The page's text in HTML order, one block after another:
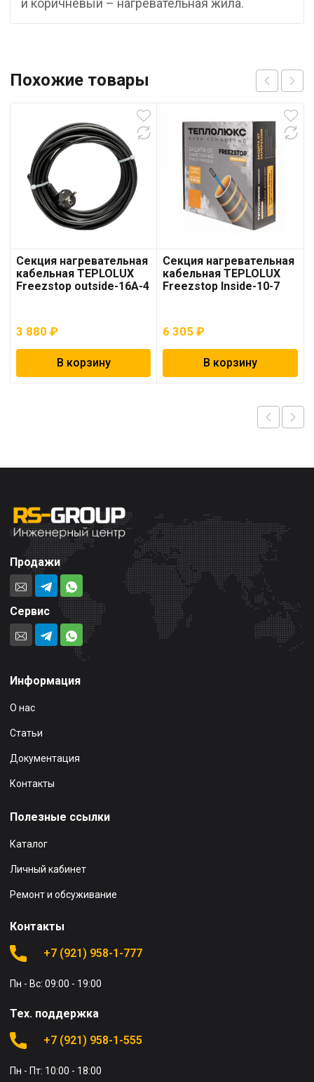
и коричневый – нагревательная жила.
Похожие товары
Секция нагревательная
кабельная TEPLOLUX
Freezstop outside-16A-4
3 880 ₽
В корзину
Секция нагревательная
кабельная TEPLOLUX
Freezstop Inside-10-7
6 305₽
В корзину
Продажи
Сервис
Информация
О нас
Статьи
Документация
Контакты
Полезные ссылки
Каталог
Личный кабинет
Ремонт и обсуживание
Контакты
+7 (921) 958-1-777
Пн - Вс: 09:00 - 19:00
Тех. поддержка
+7 (921) 958-1-555
Пн - Пт: 10:00 - 18:00